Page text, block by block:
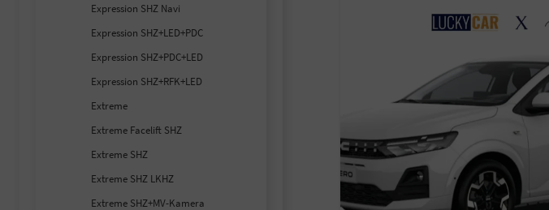
Expression SHZ Navi
Expression SHZ+LED+PDC
Expression SHZ+PDC+LED
Expression SHZ+RFK+LED
Extreme
Extreme Facelift SHZ
Extreme SHZ
Extreme SHZ LKHZ
Extreme SHZ+MV-Kamera